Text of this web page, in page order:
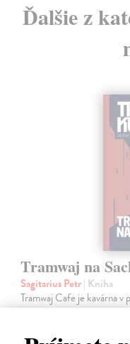
Ďalšie z
Tramwaj na
Sagitarius Petr| Kniha
Tramwaj Cafe je kavárna v
sbíhají všechny nitky
Jak…